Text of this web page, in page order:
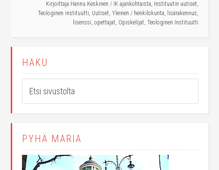
Kirjoittaja Hannu Keskinen / IK ajankohtaista, Instituutin uutiset,
Teologinen instituutti, Uutiset, Yleinen / henkilökunta, lisärakennus,
lisenssi, opettajat, Opiskelijat, Teologinen Instituutti
HAKU
PYHÄ MARIA